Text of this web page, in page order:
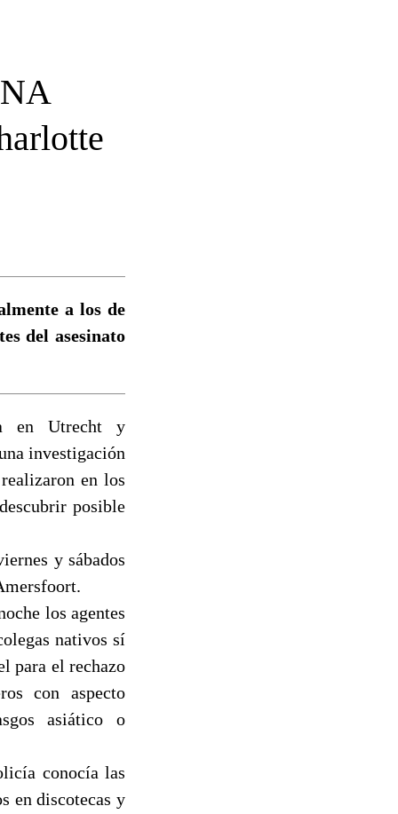
a los de
del asesinato
en Utrecht y
investigación
en los
posible
y sábados
los agentes
nativos sí
para el rechazo
con aspecto
asiático o
conocía las
en discotecas y